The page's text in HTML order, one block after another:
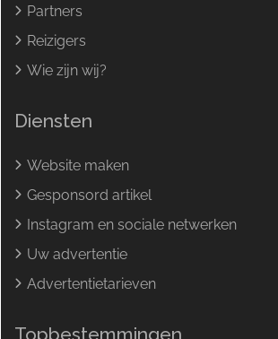
Partners
Reizigers
Wie zijn wij?
Diensten
Website maken
Gesponsord artikel
Instagram en sociale netwerken
Uw advertentie
Advertentietarieven
Topbestemmingen